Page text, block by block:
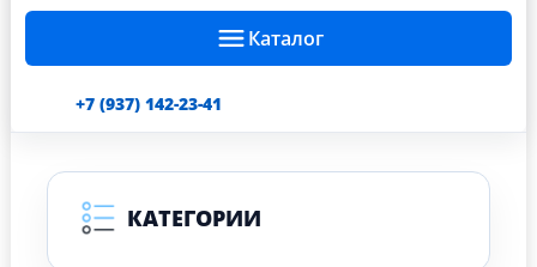
Каталог
+7 (937) 142-23-41
КАТЕГОРИИ